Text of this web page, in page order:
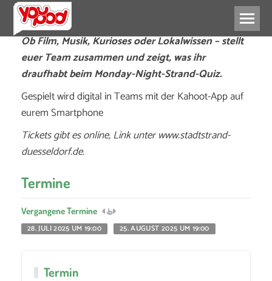
Ob Film, Musik, Kurioses oder Lokalwissen – stellt
euer Team zusammen und zeigt, was ihr
draufhabt beim Monday-Night-Strand-Quiz.
Gespielt wird digital in Teams mit der Kahoot-App auf
eurem Smartphone
Tickets gibt es online, Link unter www.stadtstrand-
duesseldorf.de.
Termine
Vergangene Termine
28. JULI 2025 UM 19:00
25. AUGUST 2025 UM 19:00
Termin